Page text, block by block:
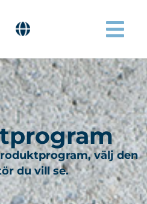
välj den
du vill se.